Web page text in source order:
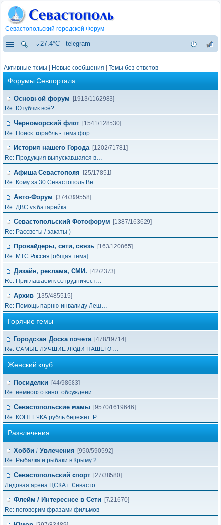
Севастопольский городской Форум
⇓27.4°C telegram
Активные темы Новые сообщения Темы без ответов
Форумы Севпортала
Основной форум
[1913/1162983]
Re: Ютубчик всё?
Черноморский флот [1541/128530]
Re: Поиск: корабль - тема фор…
История нашего Города [1202/71781]
Re: Продукция выпускавшаяся в…
Афиша Севастополя
[25/17851]
Re: Кому за 30 Севастополь Ве…
Авто-Форум
[374/399558]
Re: ДВС vs батарейка
Севастопольский Фотофорум
[1387/163629]
Re: Рассветы / закаты )
Провайдеры, сети, связь [163/120865]
Re: МТС Россия [общая тема]
Дизайн, реклама, СМИ.
[42/2373]
Re: Приглашаем к сотрудничест…
Архив [135/485515]
Re: Помощь парню-инвалиду Леш…
Горячие темы
Городская Доска почета [478/19714]
Re: САМЫЕ ЛУЧШИЕ ЛЮДИ НАШЕГО …
Женский клуб
Посиделки
[44/98683]
Re: немного о кино: обсуждени…
Севастопольские мамы [9570/1619646]
Re: КОПЕЕЧКА рубль бережёт. Р…
Развлечения
Хобби / Увлечения
[950/590592]
Re: Рыбалка и рыбаки в Крыму 2
Севастопольский спорт [27/38580]
Ледовая арена ЦСКА г. Севасто…
Флейм / Интересное в Cети
[7/21670]
Re: поговорим фразами фильмов